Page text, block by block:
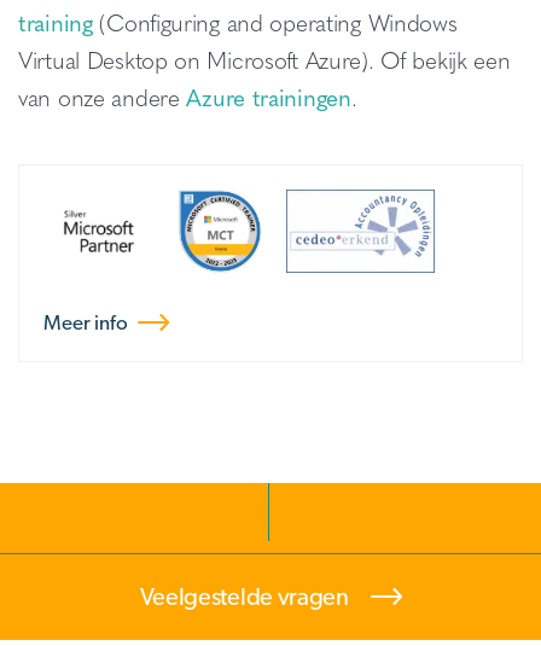
training(Configuring and operating Windows
Virtual Desktop on Microsoft Azure). Of bekijk een
van onze andereAzure trainingen.
Meer info
Veelgestelde vragen